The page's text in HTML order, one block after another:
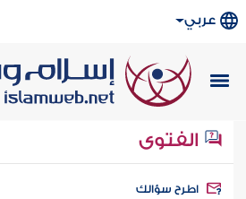
عربي
الفتوى